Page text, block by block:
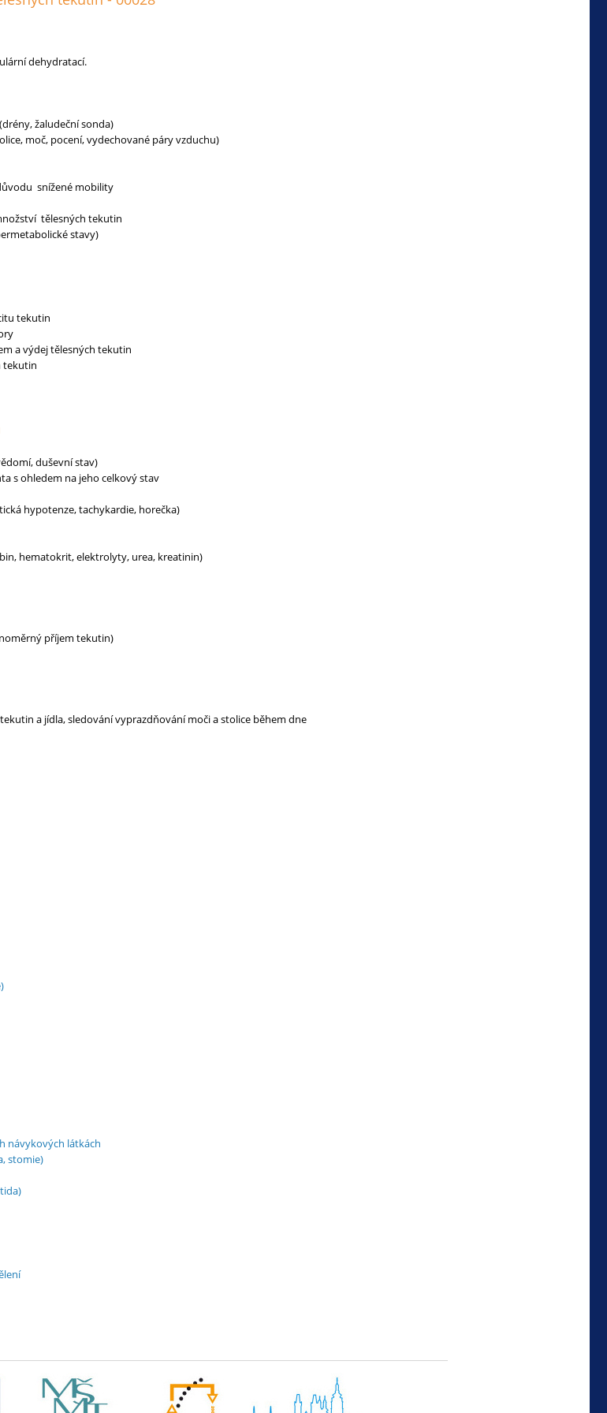
dehydratací.
žaludeční sonda)
moč, pocení, vydechované páry vzduchu)
snížené mobility
tělesných tekutin
stavy)
tekutin
a výdej tělesných tekutin
tekutin
duševní stav)
s ohledem na jeho celkový stav
hypotenze, tachykardie, horečka)
hematokrit, elektrolyty, urea, kreatinin)
příjem tekutin)
a jídla, sledování vyprazdňování moči a stolice během dne
návykových látkách
stomie)